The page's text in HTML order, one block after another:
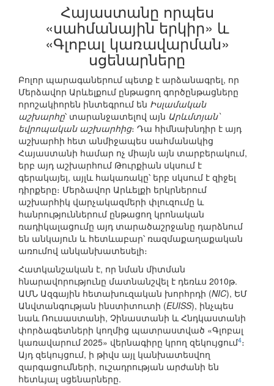
Հայաստանը որպես
«սահմանային երկիր» և
«Գլոբալ կառավարման»
սցենարները
Բոլոր պարագաներում պետք է արձանագրել, որ
Մերձավոր Արևելքում ընթացող գործընթացները
որոշակիորեն ինտեգրում են Իսլամական
աշխարհը՝ տարանջատելով այն Արևմտյան՝
եվրոպական աշխարհից։ Դա հիմնախնդիր է այդ
աշխարհի hետ անմիջապես սահմանակից
Հայաստանի համար ոչ միայն այն տարբերակում,
երբ այդ աշխարհում Թուրքիան սկսում է
գերակայել, այլև հակառակը՝ երբ սկսում է զիջել
դիրքերը։ Մերձավոր Արևելքի երկրներում
աշխարհիկ վարչակազմերի փլուզումը և
հանրություններում ընթացող կրոնական
ռադիկալացումը այդ տարածաշրջանը դարձնում
են անկայուն և հետևաբար՝ ռազմաքաղաքական
առումով անկանխատեսելի։
Հատկանշական է, որ նման միտման
հնարավորությունը մատնանշվել է դեռևս 2010թ.
ԱՄՆ Ազգային հետախուզական խորհրդի (NIC), ԵՄ
Անվտանգության ինստիտուտի (EUISS), ինչպես
նաև Ռուսաստանի, Չինաստանի և Հնդկաստանի
փորձագետների կողմից պատրաստված «Գլոբալ
կառավարում 2025» վերնագիրը կրող զեկույցում4։
Այդ զեկույցում, ի թիվս այլ կանխատեսվող
զարգացումների, ուշադրության արժանի են
հետևյալ սցենարները.